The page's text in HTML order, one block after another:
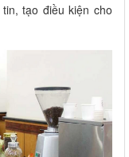
tạo điều kiện cho